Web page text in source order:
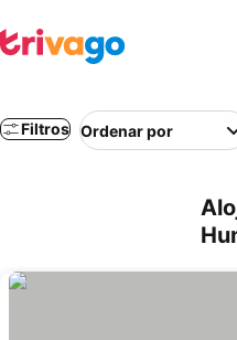
Filtros Ordenar por